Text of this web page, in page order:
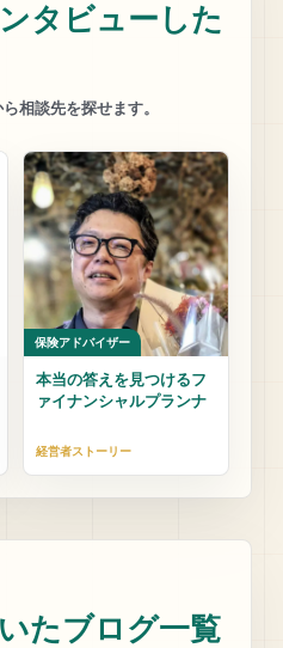
タビューした
相談先を探せます。
保険アドバイザー
本当の答えを見つけるフ
ァイナンシャルプランナ
経営者ストーリー
たブログ一覧